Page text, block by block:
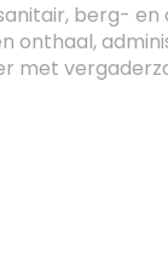
berg-
onthaal,
met